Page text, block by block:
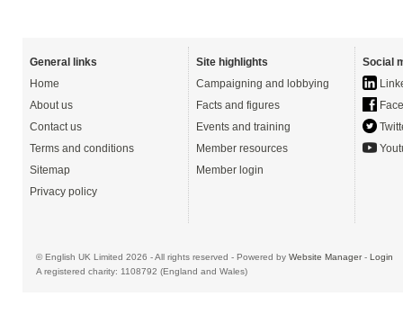
General links
Home
About us
Contact us
Terms and conditions
Sitemap
Privacy policy
Site highlights
Campaigning and lobbying
Facts and figures
Events and training
Member resources
Member login
Social
© English UK Limited 2026 - All rights reserved - Powered by Website Manager- Login
A registered charity: 1108792 (England and Wales)